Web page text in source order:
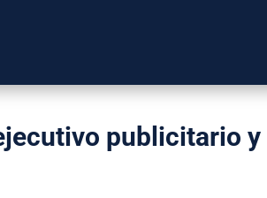
publicitario y